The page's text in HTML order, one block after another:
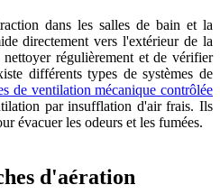
dans les salles de bain et la
directement vers l'extérieur de la
régulièrement et de vérifier
différents types de systèmes de
de ventilation mécanique contrôlée
par insufflation d'air frais. Ils
évacuer les odeurs et les fumées.
d'aération